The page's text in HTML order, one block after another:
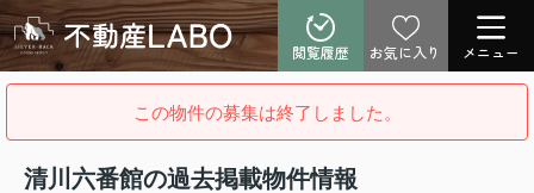
閲覧履歴 お気に入り メニュー
この物件の募集は終了しました。
清川六番館の過去掲載物件情報